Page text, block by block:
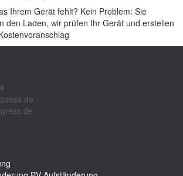
Ihrem Gerät fehlt? Kein Problem: Sie
den Laden, wir prüfen Ihr Gerät und erstellen